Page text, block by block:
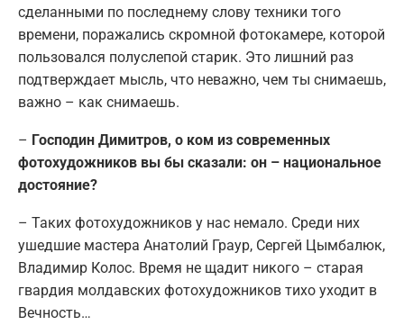
сделанными по последнему слову техники того
времени, поражались скромной фотокамере, которой
пользовался полуслепой старик. Это лишний раз
подтверждает мысль, что неважно, чем ты снимаешь,
важно – как снимаешь.
– Господин Димитров, о ком из современных
фотохудожников вы бы сказали: он – национальное
достояние?
– Таких фотохудожников у нас немало. Среди них
ушедшие мастера Анатолий Граур, Сергей Цымбалюк,
Владимир Колос. Время не щадит никого – старая
гвардия молдавских фотохудожников тихо уходит в
Вечность…